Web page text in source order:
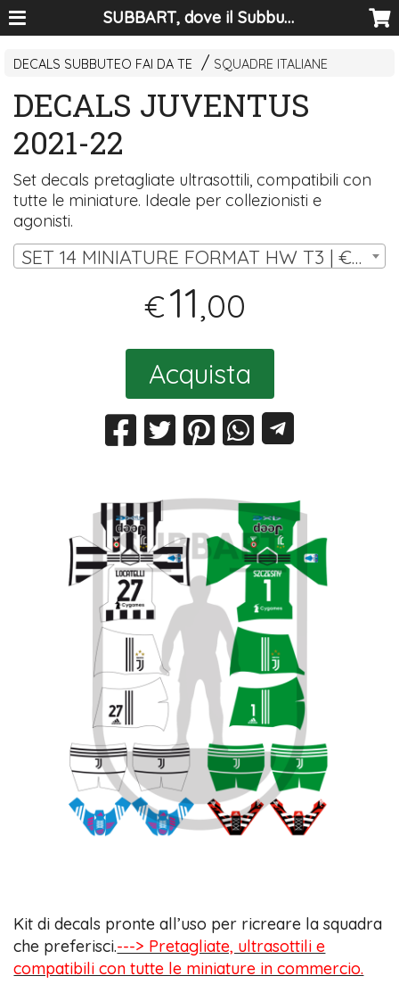
SUBBART, dove il Subbuteo diventa arte
DECALS SUBBUTEO FAI DA TE SQUADRE ITALIANE
DECALS JUVENTUS
2021-22
Set decals pretagliate ultrasottili, compatibili con
tutte le miniature. Ideale per collezionisti e
agonisti.
SET 14 MINIATURE FORMAT HW T3 | € 11,00
€11,00
Acquista
Kit di decals pronte all’uso per ricreare la squadra
che preferisci.---> Pretagliate, ultrasottili e
compatibili con tutte le miniature in commercio.